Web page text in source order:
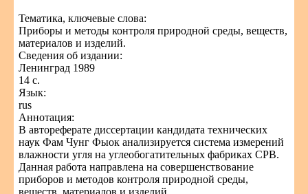
Тематика, ключевые слова:
Приборы и методы контроля природной среды, веществ,
материалов и изделий.
Сведения об издании:
Ленинград 1989
14 с.
Язык:
rus
Аннотация:
В автореферате диссертации кандидата технических
наук Фам Чунг Фыок анализируется система измерений
влажности угля на углеобогатительных фабриках СРВ.
Данная работа направлена на совершенствование
приборов и методов контроля природной среды,
веществ, материалов и изделий.